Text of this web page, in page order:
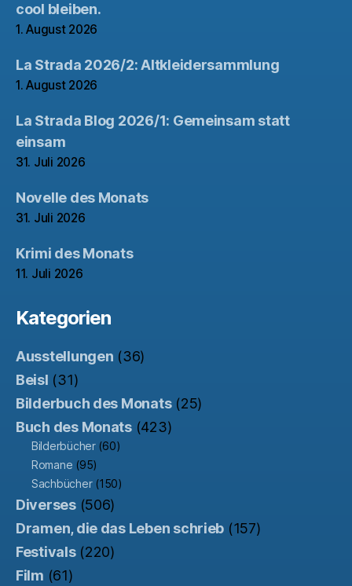
cool bleiben.
1. August 2026
La Strada 2026/2: Altkleidersammlung
1. August 2026
La Strada Blog 2026/1: Gemeinsam statt
einsam
31. Juli 2026
Novelle des Monats
31. Juli 2026
Krimi des Monats
11. Juli 2026
Kategorien
Ausstellungen (36)
Beisl (31)
Bilderbuch des Monats(25)
Buch des Monats(423)
Bilderbücher(60)
Romane (95)
Sachbücher(150)
Diverses(506)
Dramen, die das Leben schrieb (157)
Festivals(220)
Film (61)